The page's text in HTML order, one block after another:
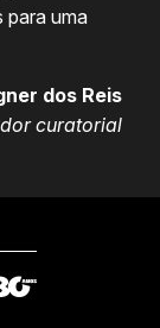
para uma
dos Reis
curatorial